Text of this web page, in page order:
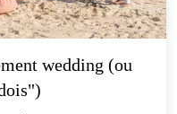
wedding (ou